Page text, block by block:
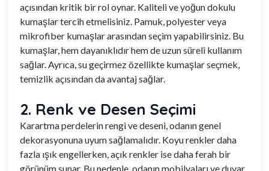
açısından kritik bir rol oynar. Kaliteli ve yoğun dokulu
kumaşlar tercih etmelisiniz. Pamuk, polyester veya
mikrofiber kumaşlar arasından seçim yapabilirsiniz. Bu
kumaşlar, hem dayanıklıdır hem de uzun süreli kullanım
sağlar. Ayrıca, su geçirmez özellikte kumaşlar seçmek,
temizlik açısından da avantaj sağlar.
2. Renk ve Desen Seçimi
Karartma perdelerin rengi ve deseni, odanın genel
dekorasyonuna uyum sağlamalıdır. Koyu renkler daha
fazla ışık engellerken, açık renkler ise daha ferah bir
görünüm sunar. Bu nedenle, odanın mobilyaları ve duvar